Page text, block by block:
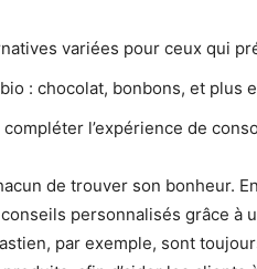
variées pour ceux qui
: chocolat, bonbons, et plus
l’expérience de
de trouver son bonheur.
personnalisés grâce à
par exemple, sont